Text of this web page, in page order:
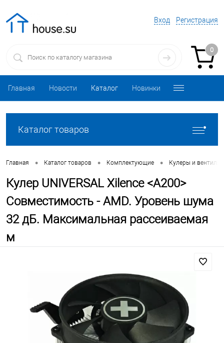
Вход Регистрация
0
Главная Новости Каталог Новинки
Каталог товаров
Главная • Каталог товаров • Комплектующие • Кулеры и
Кулер UNIVERSAL Xilence <A200>
Совместимость - AMD. Уровень шума
32 дБ. Максимальная рассеиваемая
м